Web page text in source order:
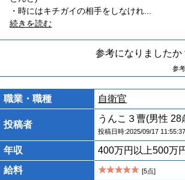
・時にはキチガイの相手をしなけれ...
続きを読む
参考になりましたか
参
職業・職種 自衛官
投稿者
うんこ３曹(男性 28
投稿日時:2025/09/17 11:55:37
年収
400万円以上500万
給料
[5点]